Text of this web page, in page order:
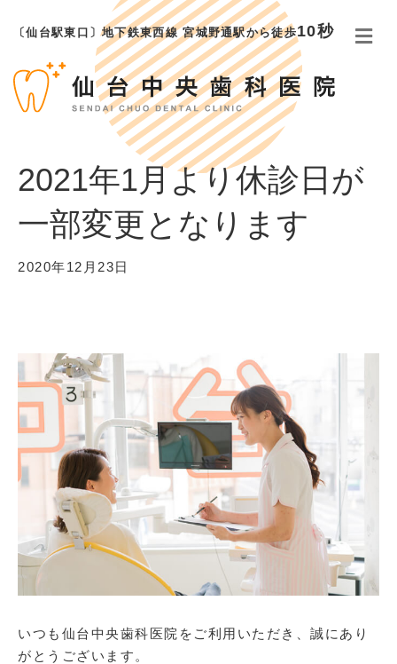
〔仙台駅東口〕地下鉄東西線 宮城野通駅から徒歩10秒 メ
2021年1月より休診日が
一部変更となります
2020年12月23日
いつも仙台中央歯科医院をご利用いただき、誠にあり
がとうございます。